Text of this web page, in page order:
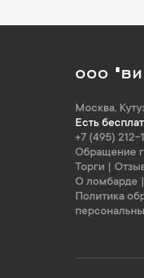
ООО
Москва,
Есть
+7 (495) 212-
Обращение
Торги
О ломбарде
Политика